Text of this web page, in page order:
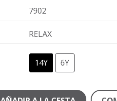
7902
RELAX
14Y 6Y